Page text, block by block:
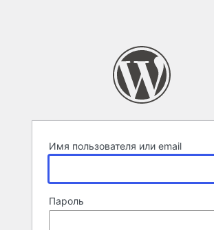
Имя пользователя или email
Пароль